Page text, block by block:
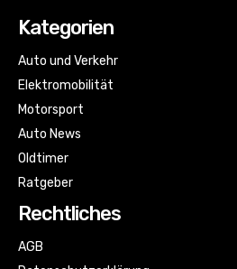
Kategorien
Auto und Verkehr
Elektromobilität
Motorsport
Auto News
Oldtimer
Ratgeber
Rechtliches
AGB